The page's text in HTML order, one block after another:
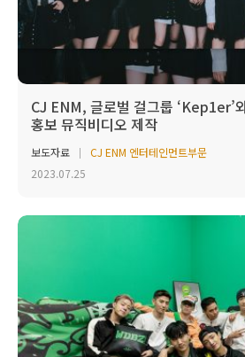
CJ ENM, 글로벌 걸그룹 ‘Kep1er’
홍보 뮤직비디오 제작
보도자료
CJ ENM 엔터테인먼트부문
2023.07.25